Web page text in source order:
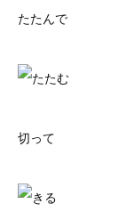
たたんで
切って